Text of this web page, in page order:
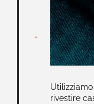
rivestire